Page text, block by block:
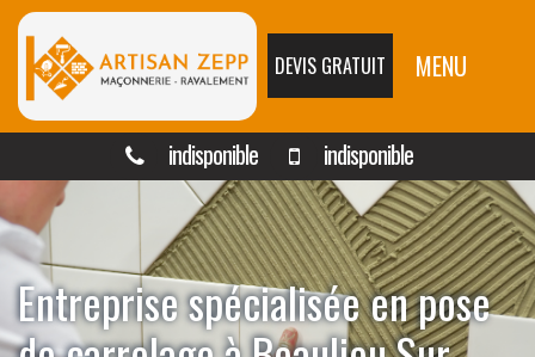
DEVIS GRATUIT MENU
indisponible indisponible
Entreprise spécialisée en pose